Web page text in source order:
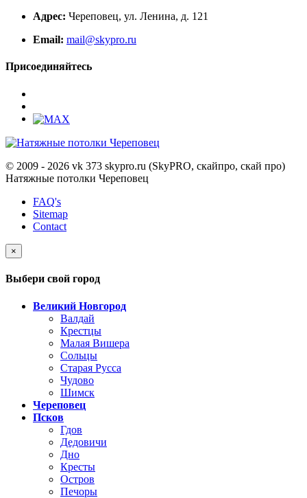
Адрес: Череповец, ул. Ленина, д. 121
Email: mail@skypro.ru
Присоединяйтесь
© 2009 - 2026 vk 373 skypro.ru (SkyPRO, скайпро, скай про)
Натяжные потолки Череповец
FAQ's
Sitemap
Contact
×
Выбери свой город
Великий Новгород
Валдай
Крестцы
Малая Вишера
Сольцы
Старая Русса
Чудово
Шимск
Череповец
Псков
Гдов
Дедовичи
Дно
Кресты
Остров
Печоры